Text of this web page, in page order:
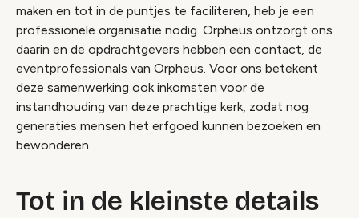
maken en tot in de puntjes te faciliteren, heb je een
professionele organisatie nodig. Orpheus ontzorgt ons
daarin en de opdrachtgevers hebben een contact, de
eventprofessionals van Orpheus. Voor ons betekent
deze samenwerking ook inkomsten voor de
instandhouding van deze prachtige kerk, zodat nog
generaties mensen het erfgoed kunnen bezoeken en
bewonderen
Tot in de kleinste details